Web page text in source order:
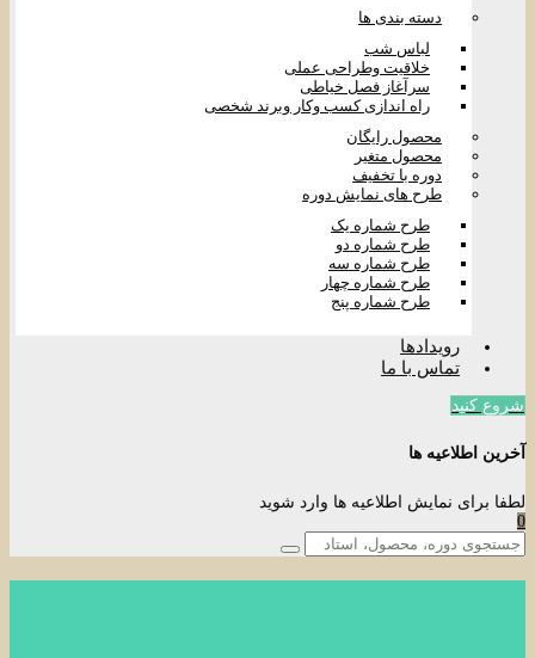
دسته بندی ها
لباس شب
خلاقیت وطراحی عملی
سرآغاز فصل خیاطی
راه اندازی کسب وکار وبرند شخصی
محصول رایگان
محصول متغیر
دوره با تخفیف
طرح های نمایش دوره
طرح شماره یک
طرح شماره دو
طرح شماره سه
طرح شماره چهار
طرح شماره پنج
رویدادها
تماس با ما
شروع کنید
آخرین اطلاعیه ها
لطفا برای نمایش اطلاعیه ها وارد شوید
0